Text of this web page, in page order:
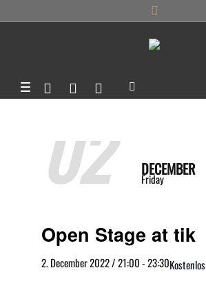
02 DECEMBER
Friday
Open Stage at tik
2. December 2022 / 21:00-23:30Kostenlos